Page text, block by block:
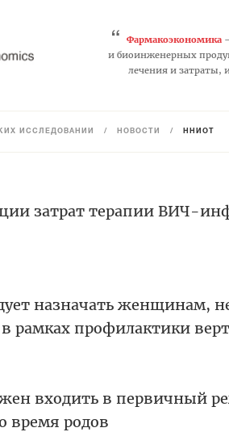
“ Фармакоэкономика–
и биоинженерных
лечения и затраты,
ИССЛЕДОВАНИЙ / НОВОСТИ / ННИОТ
затрат терапии ВИЧ-
назначать женщинам,
рамках профилактики
входить в первичный
время родов